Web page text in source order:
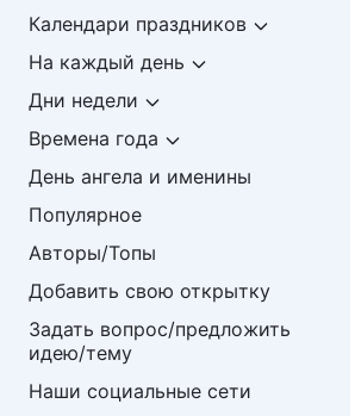
Календари праздников
На каждый день
Дни недели
Времена года
День ангела и именины
Популярное
Авторы/Топы
Добавить свою открытку
Задать вопрос/предложить
идею/тему
Наши социальные сети